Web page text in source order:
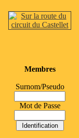
Membres
Surnom/Pseudo
Mot de Passe